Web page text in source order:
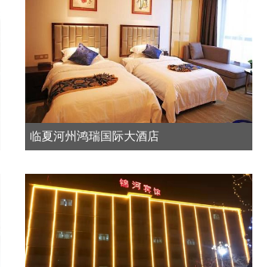
临夏河州鸿瑞国际大酒店